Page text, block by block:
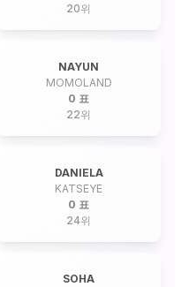
20위
NAYUN
MOMOLAND
0 표
22위
DANIELA
KATSEYE
0 표
24위
SOHA